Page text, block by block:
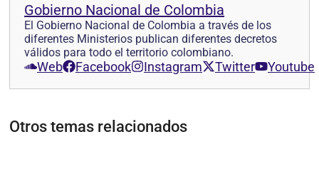
Gobierno Nacional de Colombia
El Gobierno Nacional de Colombia a través de los
diferentes Ministerios publican diferentes decretos
válidos para todo el territorio colombiano.
Web Facebook Instagram Twitter Youtube
Otros temas relacionados